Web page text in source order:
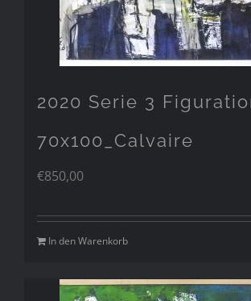
2020 Serie 3
70x100_Calvaire
€850,00
In den Warenkorb